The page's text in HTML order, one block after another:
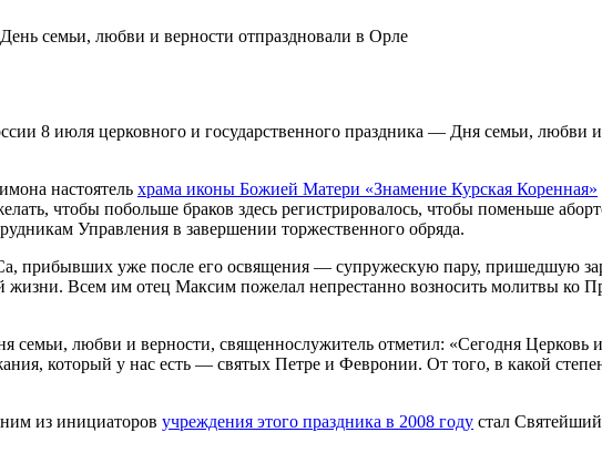
8 июля церковного и государственного праздника — Дня семьи, любви
настоятель храма иконы Божией Матери «Знамение Курская Коренная»
чтобы побольше браков здесь регистрировалось, чтобы поменьше
Управления в завершении торжественного обряда.
прибывших уже после его освящения — супружескую пару, пришедшую
жизни. Всем им отец Максим пожелал непрестанно возносить молитвы ко
любви и верности, священнослужитель отметил: «Сегодня Церковь
который у нас есть — святых Петре и Февронии. От того, в какой
из инициаторов учреждения этого праздника в 2008 году стал